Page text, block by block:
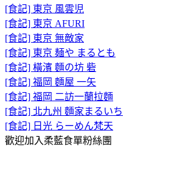
[食記] 東京 風雲児
[食記] 東京 AFURI
[食記] 東京 無敵家
[食記] 東京 麺や まるとも
[食記] 橫濱 麵の坊 砦
[食記] 福岡 麵屋 一矢
[食記] 福岡 二訪一蘭拉麵
[食記] 北九州 麵家まるいち
[食記] 日光 らーめん梵天
歡迎加入柔藍食單粉絲團